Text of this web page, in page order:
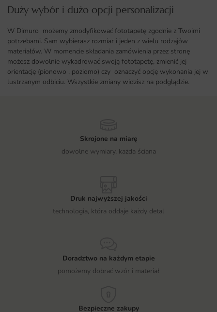
Duży wybór i dużo opcji personalizacji ​
W Dimuro możemy zmodyfikować fototapetę zgodnie z Twoimi
potrzebami. Sam wybierasz rozmiar i jeden z wielu rodzajów
materiałów. W momencie składania zamówienia przez stronę
możesz dowolnie wykadrować swoją fototapetę, zmienić jej
orientację (pionowo , poziomo) czy oznaczyć opcję wykonania jej w
lustrzanym odbiciu. Wszystkie zmiany widzisz na podglądzie.
Skrojone na miarę
dowolne wymiary, każda ściana
Druk najwyższej jakości
technologia, która oddaje każdy detal
Doradztwo na każdym etapie
pomożemy dobrać wzór i materiał
Bezpieczne zakupy